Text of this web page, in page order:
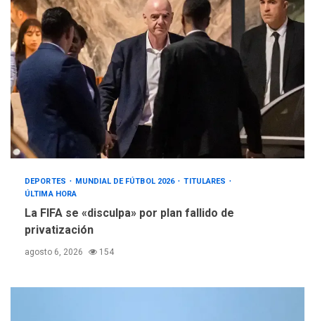
DEPORTES MUNDIAL DE FÚTBOL 2026
TITULARES
ÚLTIMA HORA
La FIFA se «disculpa» por plan fallido de
privatización
agosto 6, 2026 154